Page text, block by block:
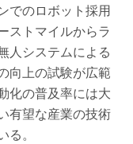
でのロボット採用
ストマイルからラ
人システムによる
向上の試験が広範
化の普及率には大
有望な産業の技術
。